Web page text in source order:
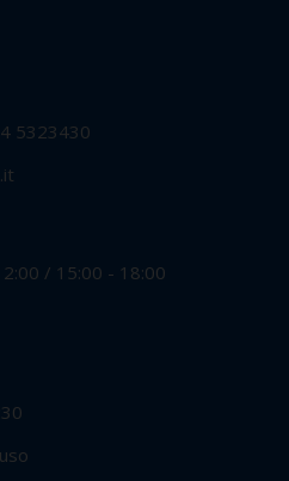
5323430
/ 15:00 - 18:00